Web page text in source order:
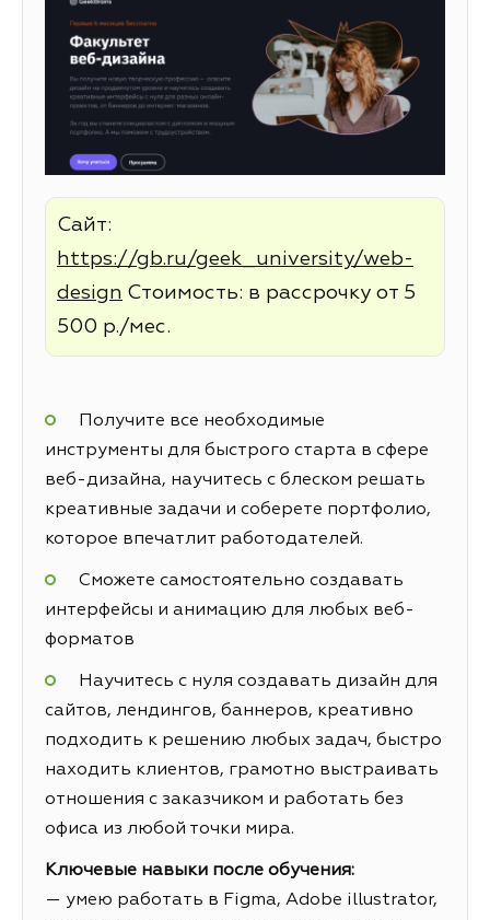
Сайт:
https://gb.ru/geek_university/web-
design Стоимость: в рассрочку от 5
500 р./мес.
Получите все необходимые
инструменты для быстрого старта в сфере
веб-дизайна, научитесь с блеском решать
креативные задачи и соберете портфолио,
которое впечатлит работодателей.
Сможете самостоятельно создавать
интерфейсы и анимацию для любых веб-
форматов
Научитесь с нуля создавать дизайн для
сайтов, лендингов, баннеров, креативно
подходить к решению любых задач, быстро
находить клиентов, грамотно выстраивать
отношения с заказчиком и работать без
офиса из любой точки мира.
Ключевые навыки после обучения:
— умею работать в Figma, Adobe illustrator,